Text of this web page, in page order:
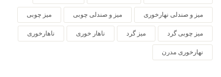
میز و صندلی نهارخوری میز و صندلی چوبی میز چوبی
میز چوبی گرد میز گرد ناهار خوری ناهارخوری
نهارخوری مدرن